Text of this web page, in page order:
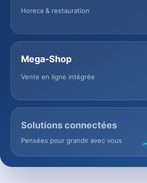
Horeca & restauration
Mega-Shop
Vente en ligne intégrée
Solutions connectées
Pensées pour grandir avec vous